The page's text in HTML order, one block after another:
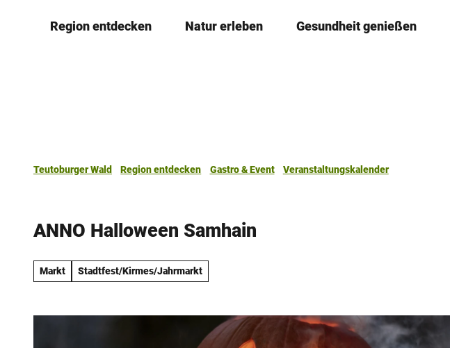
Region entdecken Natur erleben Gesundheit genießen
Teutoburger Wald Region entdecken Gastro & Event
Veranstaltungskalender
ANNO Halloween Samhain
Markt Stadtfest/Kirmes/Jahrmarkt